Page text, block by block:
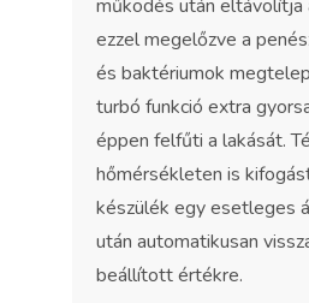
működés után eltávolítja
ezzel megelőzve a
és baktériumok
turbó funkció extra
éppen felfűti a lakását.
hőmérsékleten is
készülék egy esetleges
után automatikusan
beállított értékre.